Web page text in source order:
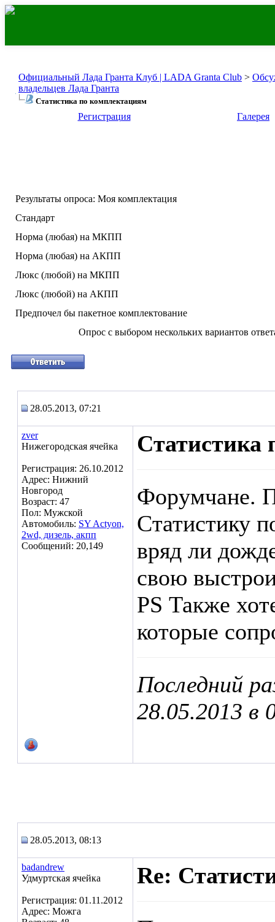
Официальный Лада Гранта Клуб | LADA Granta Club >
владельцев Лада Гранта
Статистика по комплектациям
Регистрация Галерея
Результаты опроса: Моя комплектация
Стандарт
Норма (любая) на МКПП
Норма (любая) на АКПП
Люкс (любой) на МКПП
Люкс (любой) на АКПП
Предпочел бы пакетное комплектование
Опрос с выбором нескольких вариантов
28.05.2013, 07:21
zver
Нижегородская ячейка
Регистрация: 26.10.2012
Адрес: Нижний
Новгород
Возраст: 47
Пол: Мужской
Автомобиль: SY Aсtyon,
2wd, дизель, акпп
Сообщений: 20,149
Статистика
Форумчане.
Статистику
вряд ли
свою
PS Также
которые
Последний
28.05.2013 в
28.05.2013, 08:13
badandrew
Удмуртская ячейка
Регистрация: 01.11.2012
Адрес: Можга
Re: